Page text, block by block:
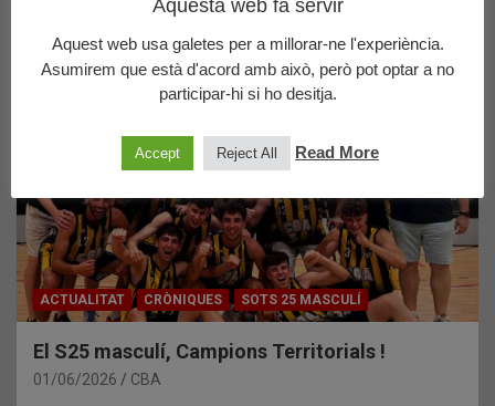
Últims posts publicats
ACTUALITAT CRÒNIQUES SOTS 25 MASCULÍ
El S25 masculí, Campions Territorials !
01/06/2026 CBA
Aquesta web fa servir
Aquest web usa galetes per a millorar-ne l'experiència.
Asumirem que està d'acord amb això, però pot optar a no
participar-hi si ho desitja.
Accept Reject All Read More